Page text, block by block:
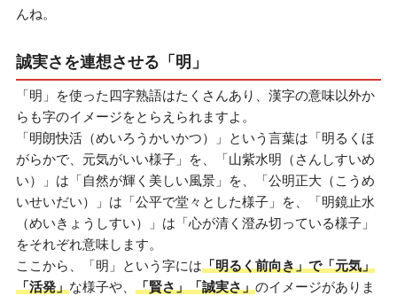
んね。
誠実さを連想させる「明」
「明」を使った四字熟語はたくさんあり、漢字の意味以外か
らも字のイメージをとらえられますよ。
「明朗快活（めいろうかいかつ）」という言葉は「明るくほ
がらかで、元気がいい様子」を、「山紫水明（さんしすいめ
い）」は「自然が輝く美しい風景」を、「公明正大（こうめ
いせいだい）」は「公平で堂々とした様子」を、「明鏡止水
（めいきょうしすい）」は「心が清く澄み切っている様子」
をそれぞれ意味します。
ここから、「明」という字には「明るく前向き」で「元気」
「活発」な様子や、 「賢さ」「誠実さ」のイメージがありま